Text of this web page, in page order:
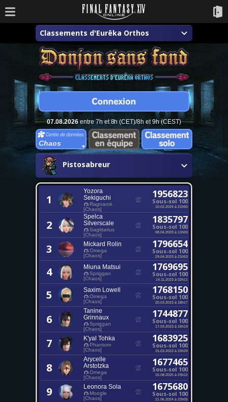
Classements d'Eurêka Orthos
07.08.2026entre 7h et 8h (CET)/8h et 9h (CEST)
Chaos
Pistosabreur
1
Yozora
Sekiguchi
Ragnarok
[Chaos]
1956823
Sous-sol 100
10.02.2024 à 21h50
2
Spelca
Silverscale
Sagittarius
[Chaos]
1835797
Sous-sol 100
08.04.2023 à 11h03
3 Mickard Rolin
Omega
[Chaos]
1796654
Sous-sol 100
29.04.2023 à 21h53
4 Miuna Matsui
Spriggan
[Chaos]
1769695
Sous-sol 100
14.11.2023 à 02h11
5 Saxim Lowell
Omega
[Chaos]
1768150
Sous-sol 100
20.03.2023 à 18h17
6
Tanine
Grinnaux
Spriggan
[Chaos]
1744877
Sous-sol 100
17.03.2023 à 16h19
7 K'yal Tohka
Phantom
[Chaos]
1683925
Sous-sol 100
15.03.2023 à 23h29
8
Arycelle
Arstotzka
Omega
[Chaos]
1677465
Sous-sol 100
15.08.2025 à 23h12
9 Leonora Sola
Moogle
[Chaos]
1675680
Sous-sol 100
21.06.2024 à 22h05